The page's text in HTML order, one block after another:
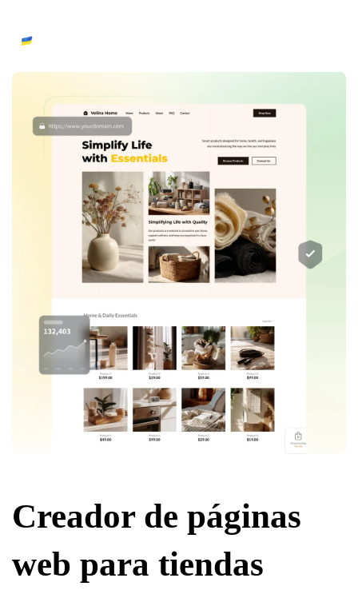
Creador de páginas
web para tiendas